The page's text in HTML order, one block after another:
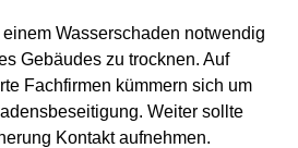
Wasserschaden notwendig
Gebäudes zu trocknen. Auf
Fachfirmen kümmern sich um
Weiter sollte
Kontakt aufnehmen.